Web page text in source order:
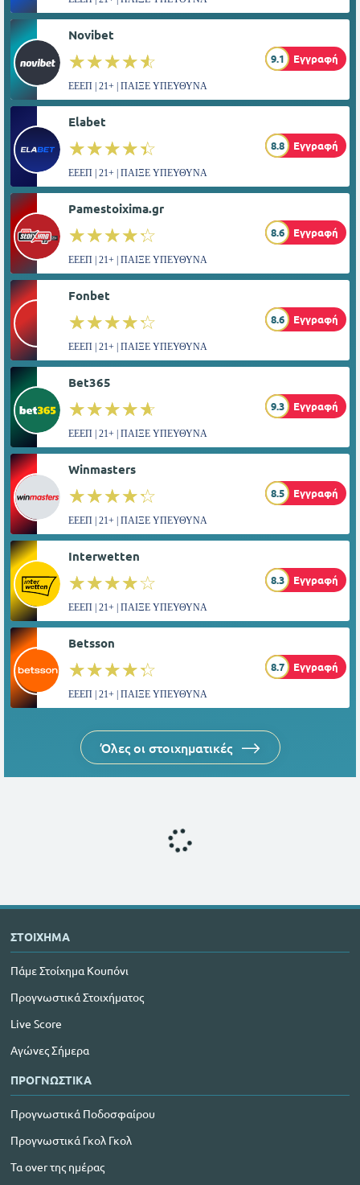
Novibet
☆☆☆☆☆
★★★★★ 9.1 Εγγραφή
ΕΕΕΠ | 21+ | ΠΑΙΞΕ ΥΠΕΥΘΥΝΑ
Elabet
☆☆☆☆☆
★★★★★ 8.8 Εγγραφή
ΕΕΕΠ | 21+ | ΠΑΙΞΕ ΥΠΕΥΘΥΝΑ
Pamestoixima.gr
☆☆☆☆☆
★★★★★ 8.6 Εγγραφή
ΕΕΕΠ | 21+ | ΠΑΙΞΕ ΥΠΕΥΘΥΝΑ
Fonbet
☆☆☆☆☆
★★★★★ 8.6 Εγγραφή
ΕΕΕΠ | 21+ | ΠΑΙΞΕ ΥΠΕΥΘΥΝΑ
Bet365
☆☆☆☆☆
★★★★★ 9.3 Εγγραφή
ΕΕΕΠ | 21+ | ΠΑΙΞΕ ΥΠΕΥΘΥΝΑ
Winmasters
☆☆☆☆☆
★★★★★ 8.5 Εγγραφή
ΕΕΕΠ | 21+ | ΠΑΙΞΕ ΥΠΕΥΘΥΝΑ
Interwetten
☆☆☆☆☆
★★★★★ 8.3 Εγγραφή
ΕΕΕΠ | 21+ | ΠΑΙΞΕ ΥΠΕΥΘΥΝΑ
Betsson
☆☆☆☆☆
★★★★★ 8.7 Εγγραφή
ΕΕΕΠ | 21+ | ΠΑΙΞΕ ΥΠΕΥΘΥΝΑ
Όλες οι στοιχηματικές
ΣΤΟΙΧΗΜΑ
Πάμε Στοίχημα Κουπόνι
Προγνωστικά Στοιχήματος
Live Score
Αγώνες Σήμερα
ΠΡΟΓΝΩΣΤΙΚΑ
Προγνωστικά Ποδοσφαίρου
Προγνωστικά Γκολ Γκολ
Τα over της ημέρας